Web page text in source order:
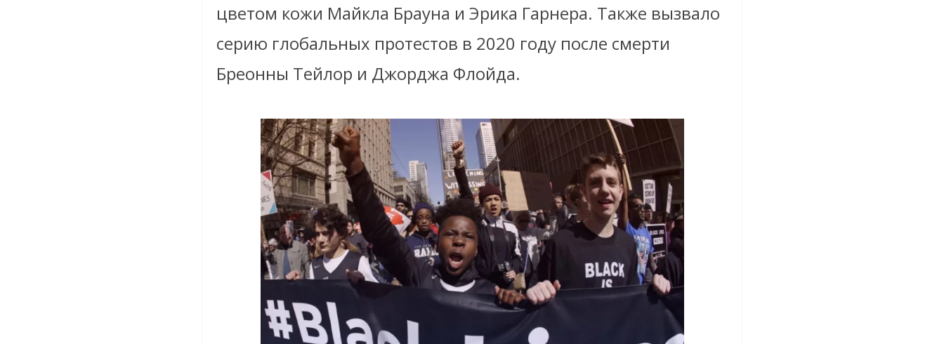
цветом кожи Майкла Брауна и Эрика Гарнера. Также вызвало
серию глобальных протестов в 2020 году после смерти
Бреонны Тейлор и Джорджа Флойда.